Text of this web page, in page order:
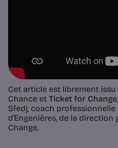
Cet article est librement issu
Chance et Ticket for Change
Sfedj, coach professionnelle
d'Engenières, de la direction
Change.